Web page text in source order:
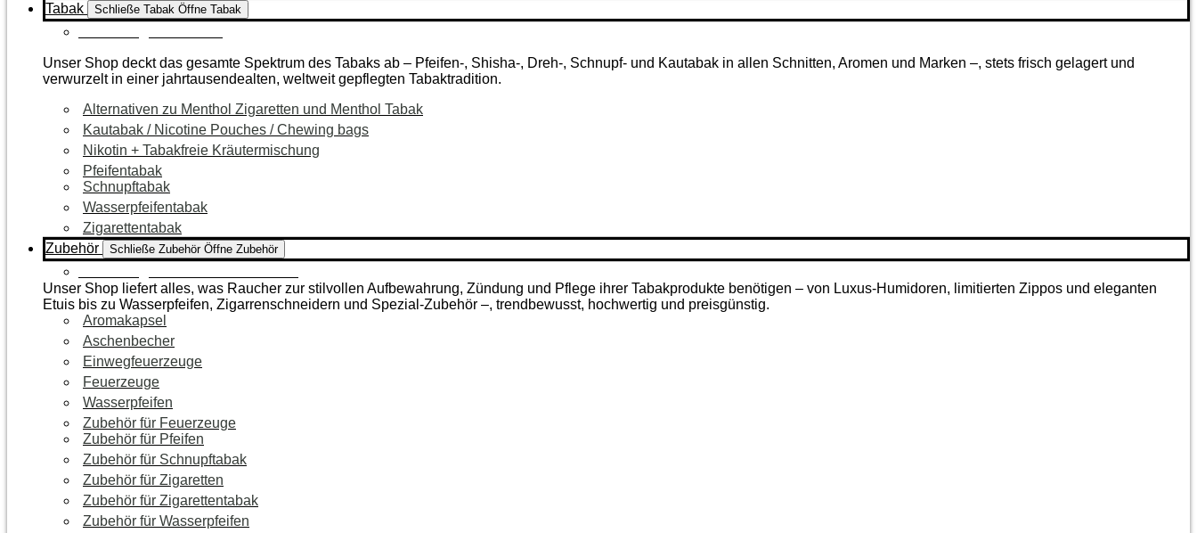
Tabak
Schließe Tabak Öffne Tabak
Unser Shop deckt das gesamte Spektrum des Tabaks ab – Pfeifen-, Shisha-, Dreh-, Schnupf- und Kautabak in allen Schnitten, Aromen und Marken –, stets frisch gelagert und
verwurzelt in einer jahrtausendealten, weltweit gepflegten Tabaktradition.
Alternativen zu Menthol Zigaretten und Menthol Tabak
Kautabak / Nicotine Pouches / Chewing bags
Nikotin + Tabakfreie Kräutermischung
Pfeifentabak
Schnupftabak
Wasserpfeifentabak
Zigarettentabak
Zubehör
Schließe Zubehör Öffne Zubehör
Unser Shop liefert alles, was Raucher zur stilvollen Aufbewahrung, Zündung und Pflege ihrer Tabakprodukte benötigen – von Luxus-Humidoren, limitierten Zippos und eleganten
Etuis bis zu Wasserpfeifen, Zigarrenschneidern und Spezial-Zubehör –, trendbewusst, hochwertig und preisgünstig.
Aromakapsel
Aschenbecher
Einwegfeuerzeuge
Feuerzeuge
Wasserpfeifen
Zubehör für Feuerzeuge
Zubehör für Pfeifen
Zubehör für Schnupftabak
Zubehör für Zigaretten
Zubehör für Zigarettentabak
Zubehör für Wasserpfeifen